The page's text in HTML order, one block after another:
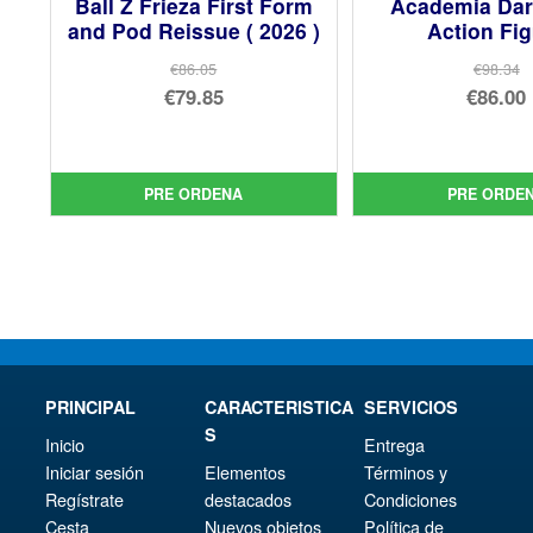
and Pod Reissue ( 2026 )
€86.05
El
era:
€86.05.
€79.85
actual
es:
PRE ORDENA
Action
€98.34
El
era:
€86.00
es:
PRE
PRINCIPAL
Inicio
Iniciar sesión
Regístrate
Cesta
CARACTERISTICA
S
Elementos
destacados
Nuevos objetos
SERVICIOS
Entrega
Términos y
Condiciones
Política de